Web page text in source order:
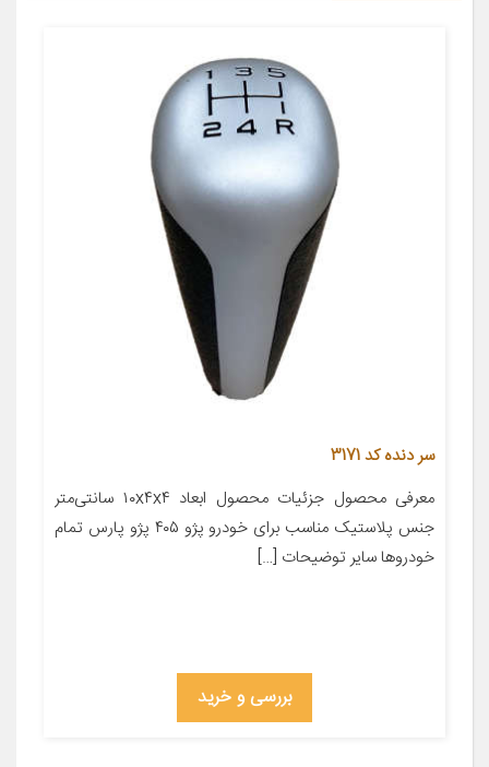
سر دنده کد 3171
معرفی محصول جزئیات محصول ابعاد ۱۰x۴x۴ سانتی‌متر
جنس پلاستیک مناسب برای خودرو پژو ۴۰۵ پژو پارس تمام
خودروها سایر توضیحات […]
بررسی و خرید